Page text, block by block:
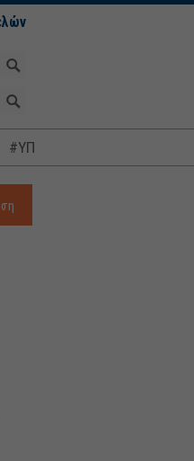
#ΥΠΟΚΛΟΠΕΣ